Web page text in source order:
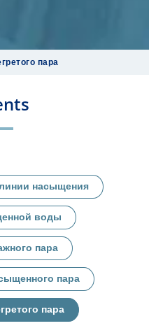
пара
насыщения
воды
пара
пара
пара